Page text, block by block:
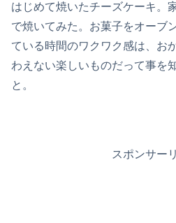
はじめて焼いたチーズケーキ。
で焼いてみた。お菓子をオーブ
ている時間のワクワク感は、お
わえない楽しいものだって事を
と。
スポンサー